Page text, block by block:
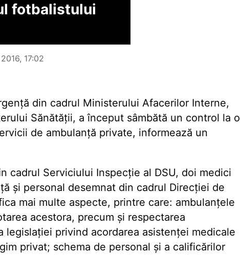
fotbalistului
17:02
din cadrul Ministerului Afacerilor Interne,
Sănătății, a început sâmbătă un control la o
de ambulanță private, informează un
cadrul Serviciului Inspecție al DSU, doi medici
și personal desemnat din cadrul Direcției de
mai multe aspecte, printre care: ambulanțele
acestora, precum și respectarea
legislației privind acordarea asistenței medicale
privat; schema de personal și a calificărilor